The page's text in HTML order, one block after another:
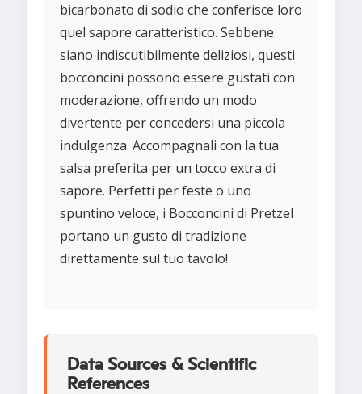
bicarbonato di sodio che conferisce loro
quel sapore caratteristico. Sebbene
siano indiscutibilmente deliziosi, questi
bocconcini possono essere gustati con
moderazione, offrendo un modo
divertente per concedersi una piccola
indulgenza. Accompagnali con la tua
salsa preferita per un tocco extra di
sapore. Perfetti per feste o uno
spuntino veloce, i Bocconcini di Pretzel
portano un gusto di tradizione
direttamente sul tuo tavolo!
Data Sources & Scientific
References